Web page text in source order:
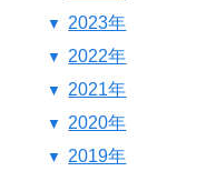
2023年
2022年
2021年
2020年
2019年